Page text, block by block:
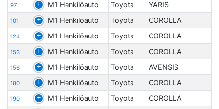
97 M1 Henkilöauto Toyota YARIS
101 M1 Henkilöauto Toyota COROLLA
124 M1 Henkilöauto Toyota COROLLA
153 M1 Henkilöauto Toyota COROLLA
156 M1 Henkilöauto Toyota AVENSIS
180 M1 Henkilöauto Toyota COROLLA
190 M1 Henkilöauto Toyota COROLLA